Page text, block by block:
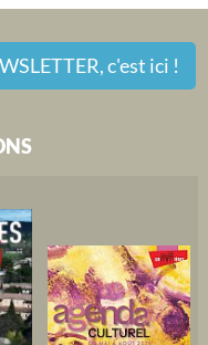
c'est ici !